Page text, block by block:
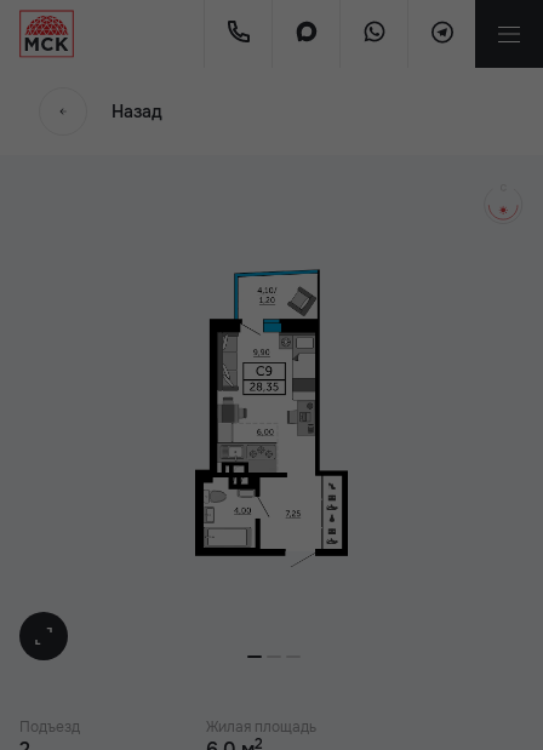
Назад
Подъезд Жилая площадь
2